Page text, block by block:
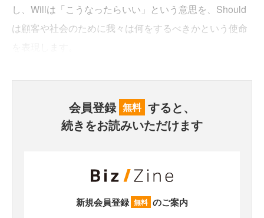
し、Willは「こうなったらいい」という意思を、Should
は顧客や社会のために我々は何をするべきかという使命
会員登録 無料 すると、
続きをお読みいただけます
新規会員登録 無料 のご案内